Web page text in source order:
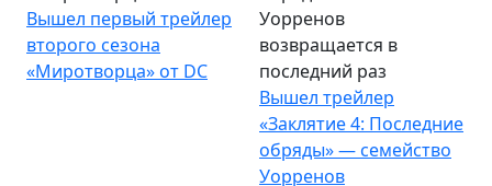
Вышел первый трейлер
второго сезона
«Миротворца» от DC
Уорренов
возвращается в
последний раз
Вышел трейлер
«Заклятие 4: Последние
обряды» — семейство
Уорренов